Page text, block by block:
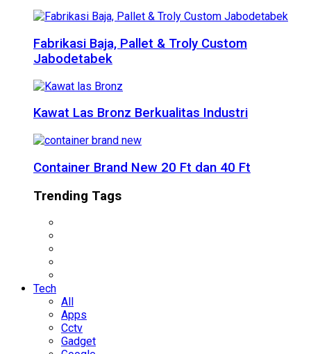
Fabrikasi Baja, Pallet & Troly Custom
Jabodetabek
Kawat Las Bronz Berkualitas Industri
Container Brand New 20 Ft dan 40 Ft
Trending Tags
Tech
All
Apps
Cctv
Gadget